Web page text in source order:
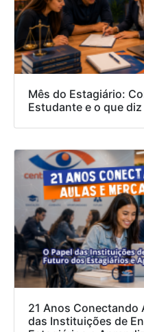
Mês do Estagiário:
Estudante e o que
21 Anos Conectando
das Instituições de